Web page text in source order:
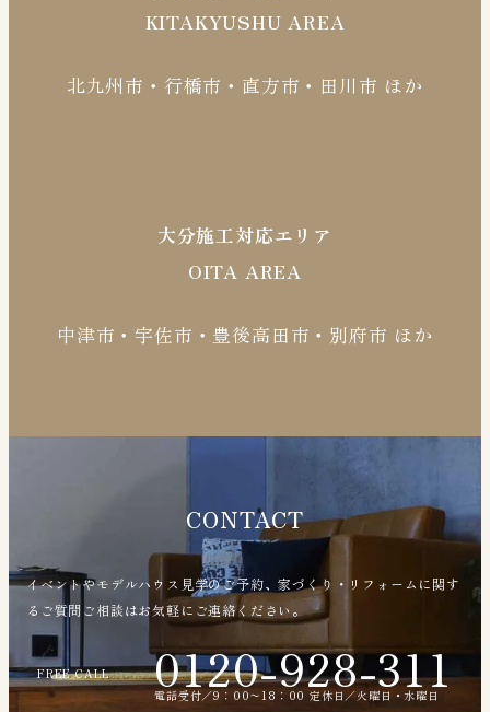
KITAKYUSHU AREA
北九州市・行橋市・直方市・田川市 ほか
大分施工対応エリア
OITA AREA
中津市・宇佐市・豊後高田市・別府市 ほか
CONTACT
イベントやモデルハウス見学のご予約、家づくり・リフォームに関す
るご質問ご相談はお気軽にご連絡ください。
FREE CALL 0120-928-311
電話受付／9：00〜18：00 定休日／火曜日・水曜日